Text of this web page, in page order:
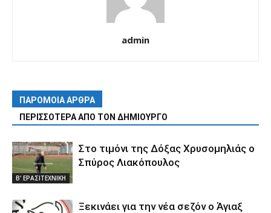
admin
ΠΑΡΟΜΟΙΑ ΑΡΘΡΑ
ΠΕΡΙΣΣΟΤΕΡΑ ΑΠΟ ΤΟΝ ΔΗΜΙΟΥΡΓΟ
Β' ΕΡΑΣΙΤΕΧΝΙΚΗ
Στο τιμόνι της Δόξας Χρυσομηλιάς ο
Σπύρος Λιακόπουλος
Ξεκινάει για την νέα σεζόν ο Άγιαξ